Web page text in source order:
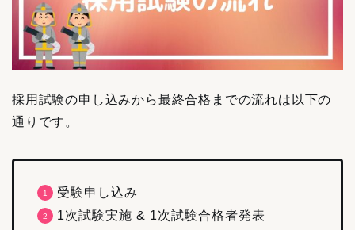
採用試験の申し込みから最終合格までの流れは以下の
通りです。
受験申し込み
1次試験実施 & 1次試験合格者発表